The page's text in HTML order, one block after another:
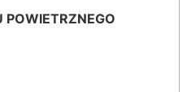
POWIETRZNEGO